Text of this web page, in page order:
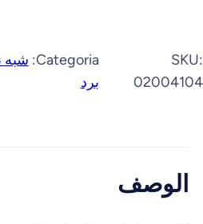
SKU:
02004104
Categoria: شبه
برد
الوصف